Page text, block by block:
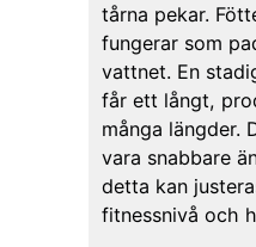
tårna pekar.
fungerar som
vattnet. En
får ett långt,
många längder.
vara snabbare
detta kan
fitnessnivå och